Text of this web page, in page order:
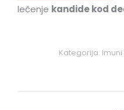
lečenje kandide kod
Kategorija: